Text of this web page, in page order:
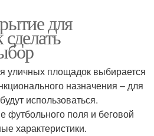
для
уличных площадок выбирается
назначения – для
использоваться.
футбольного поля и беговой
характеристики.